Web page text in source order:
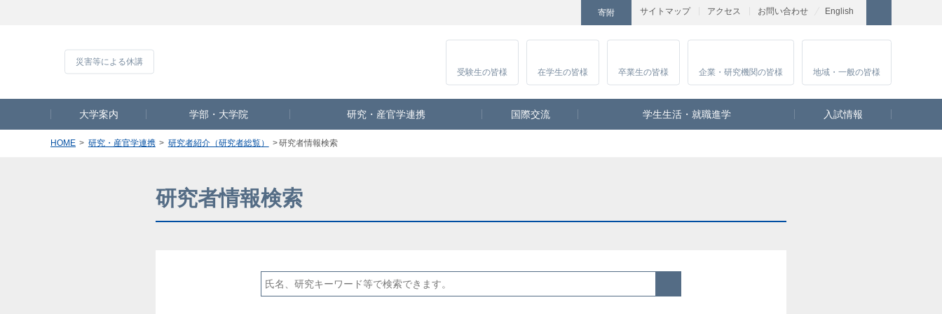
サイトマップ アクセス お問い合わせ
寄附 English
Instagram
受験生の皆様 在学生の皆様 卒業生の皆様 企業・研究機関の皆様 地域・一般の皆様
大学案内 学部・大学院 研究・産官学連携 国際交流 学生生活・就職進学 入試情報
HOME 研究・産官学連携 研究者紹介（研究者総覧） 研究者情報検索
研究者情報検索